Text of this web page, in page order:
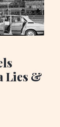
Lies &